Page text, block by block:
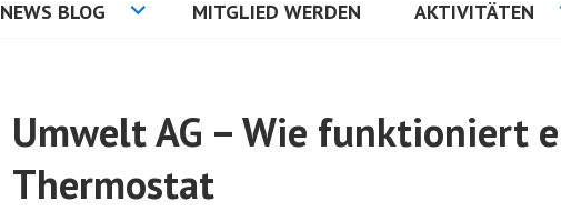
NEWS BLOG MITGLIED WERDEN AKTIVITÄTEN
Umwelt AG – Wie funktioniert
Thermostat